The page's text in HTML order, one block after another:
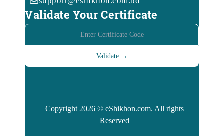
Validate Your Certificate
Copyright 2026 © eShikhon.com. All rights
Reserved